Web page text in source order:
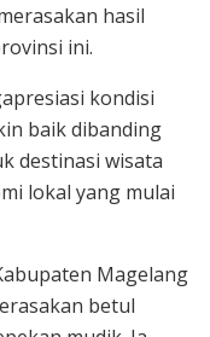
hasil
ini.
kondisi
baik dibanding
destinasi wisata
lokal yang mulai
Magelang
betul